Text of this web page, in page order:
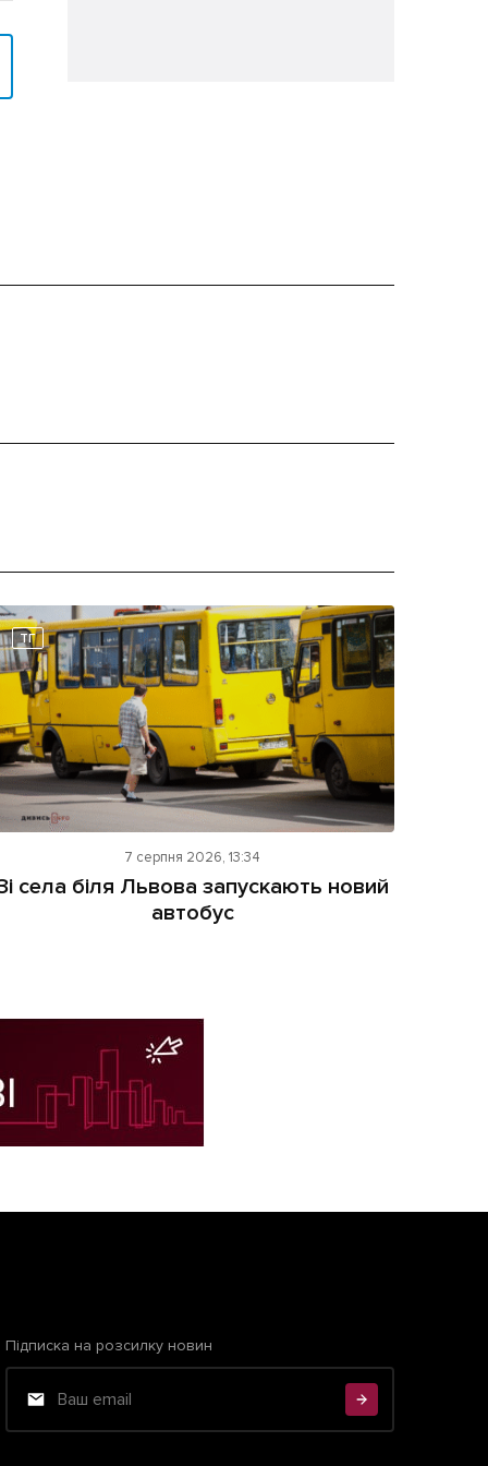
ТГ
7 серпня 2026, 13:34
села біля Львова запускають новий
автобус
Підписка на розсилку новин